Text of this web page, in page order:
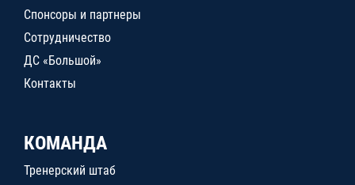
Спонсоры и партнеры
Сотрудничество
ДС «Большой»
Контакты
КОМАНДА
Тренерский штаб